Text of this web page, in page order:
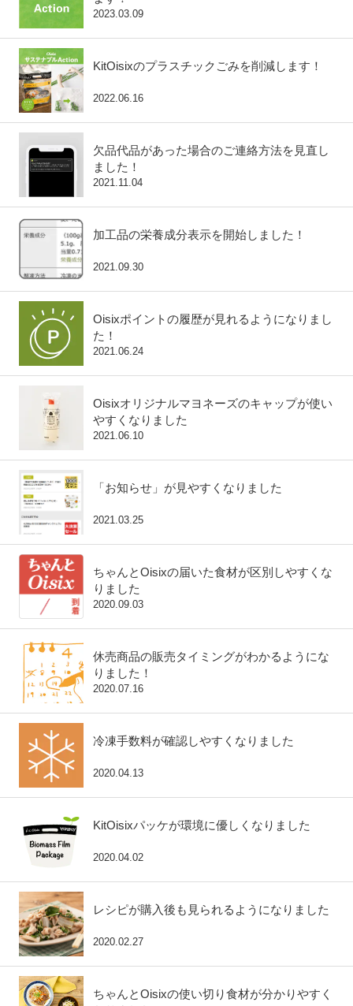
2023.03.09
KitOisixのプラスチックごみを削減します！
2022.06.16
欠品代品があった場合のご連絡方法を見直し
ました！
2021.11.04
加工品の栄養成分表示を開始しました！
2021.09.30
Oisixポイントの履歴が見れるようになりまし
た！
2021.06.24
Oisixオリジナルマヨネーズのキャップが使い
すくなりました
2021.06.10
「お知らせ」が見やすくなりました
2021.03.25
ちゃんとOisixの届いた食材が区別しやすくな
りました
2020.09.03
休売商品の販売タイミングがわかるようにな
りました！
2020.07.16
冷凍手数料が確認しやすくなりました
2020.04.13
KitOisixパッケが環境に優しくなりました
2020.04.02
レシピが購入後も見られるようになりました
2020.02.27
ちゃんとOisixの使い切り食材が分かりやすく